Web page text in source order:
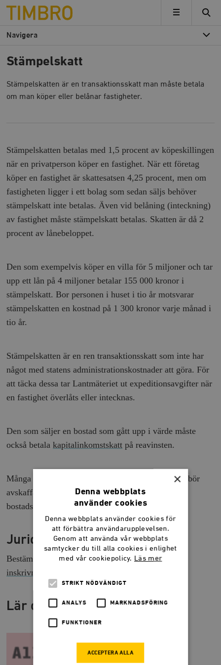
Timbro
MENY
Stämpelskatt
Stämpelskatten är en transaktionsskatt man måste betala
om man köper eller belånar fastigheter.
Stämpelskatten betalas med 1,5 procent av köpeskillingen
när en privatperson köper en fastighet. När ett företag
köper en fastighet är skattesatsen 4,25 procent, men om
fastigheten ligger i ett bolag som sedan säljs behöver
stämpelskatt inte betalas. Även vid belåning (inteckning)
av fastighet måste stämpelskatt betalas. Skatten är då 2
procent av lånebeloppet.
Den som exempelvis köper en villa för 5 miljoner och tar
upp ett lån på 4 miljoner betalar 155 000 kronor i
stämpelskatt. Bor personen i huset i tio år motsvarar
stämpelskatten en kostnad på 1 300 kronor varje månad i
tio år.
Stämpelskatten är en ren transaktionsskatt som inte har
något med statens administrationskostnader att göra. För
att täcka dessa tar Lantmäteriet ut expeditionsavgifter när
en fastighet överlåts eller intecknas.
Den som säljer en bostad som gått upp i värde måste
också betalakapitalinkomstskatt på reavinsten.
Många nationalekonomer anser att stämpelskatten bör
avskaffas, eftersom den minskar rörligheten på
bostadsmarknaden.
Juridiskt
Bestämmelserna finns ilagen om stämpelskatt vid
inskrivningsmyndigheter
Lär dig mer om skatter
Navigera
×
Denna webbplats
använder cookies
Denna webbplats använder cookies för
att förbättra användarupplevelsen.
Genom att använda vår webbplats
samtycker du till alla cookies i enlighet
med vår cookiepolicy. Läs mer
STRIKT NÖDVÄNDIGT
ANALYS MARKNADSFÖRING
FUNKTIONER
ACCEPTERA ALLA